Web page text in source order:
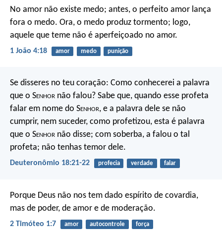
No amor não existe medo; antes, o perfeito amor lança
fora o medo. Ora, o medo produz tormento; logo,
aquele que teme não é aperfeiçoado no amor.
1 João 4:18 amor medo punição
Se disseres no teu coração: Como conhecerei a palavra
que o Senhor não falou? Sabe que, quando esse profeta
falar em nome do Senhor, e a palavra dele se não
cumprir, nem suceder, como profetizou, esta é palavra
que o Senhor não disse; com soberba, a falou o tal
profeta; não tenhas temor dele.
Deuteronômio 18:21-22 profecia verdade falar
Porque Deus não nos tem dado espírito de covardia,
mas de poder, de amor e de moderação.
2 Timóteo 1:7 amor autocontrole força